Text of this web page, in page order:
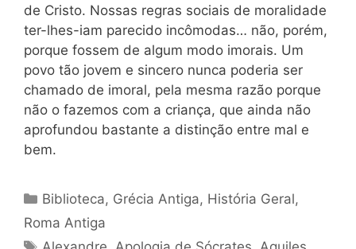
de Cristo. Nossas regras sociais de moralidade
ter-lhes-iam parecido incômodas… não, porém,
porque fossem de algum modo imorais. Um
povo tão jovem e sincero nunca poderia ser
chamado de imoral, pela mesma razão porque
não o fazemos com a criança, que ainda não
aprofundou bastante a distinção entre mal e
bem.
Categorias
Biblioteca, Grécia Antiga, História Geral,
Roma Antiga
Tags